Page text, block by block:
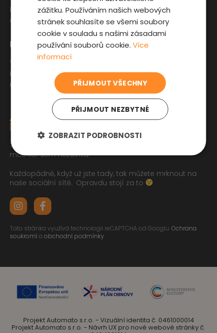
Tak jste se pročetli až sem dolu jo? To zasluhuje respekt,
moc lidí sem nezavítá.
Každopádně, když už jste tady, tak můžete mrknout na
naše sociální sítě. Opravdu stojí za to
Tato stránka využívá technologii reCAPTCHA od Googlu.Ochrana
soukromía obchodní podmínky.
Pro zákazníky
Výběr auta
Fyzická kontrola auta
Prověrka historie
Zajímavosti
Kupní smlouva na auto
Jak registrovat auto
Sleva pro IZS
Hradec Králové
České Budějovice
Projekt Automato s.r.o. - Vizuální identita č. 0461000014
Projekt Automato s.r.o. - Návrh UX pro nové webové stránky č.
zážitku. Používáním našich webových
stránek souhlasíte se všemi soubory
cookie v souladu s našimi zásadami
používání souborů cookie.Více
informací
PŘIJMOUT VŠECHNY
PŘIJMOUT NEZBYTNÉ
ZOBRAZIT PODROBNOSTI